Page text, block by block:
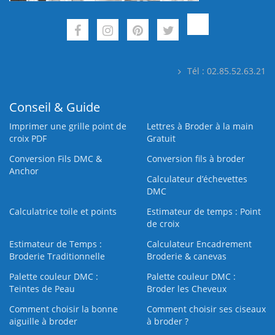
Tél : 02.85.52.63.21
Conseil & Guide
Imprimer une grille point de
croix PDF
Lettres à Broder à la main
Gratuit
Conversion Fils DMC &
Anchor
Conversion fils à broder
Calculateur d’échevettes
DMC
Calculatrice toile et points
Estimateur de temps : Point
de croix
Estimateur de Temps :
Broderie Traditionnelle
Calculateur Encadrement
Broderie & canevas
Palette couleur DMC :
Teintes de Peau
Palette couleur DMC :
Broder les Cheveux
Comment choisir la bonne
aiguille à broder
Comment choisir ses ciseaux
à broder ?